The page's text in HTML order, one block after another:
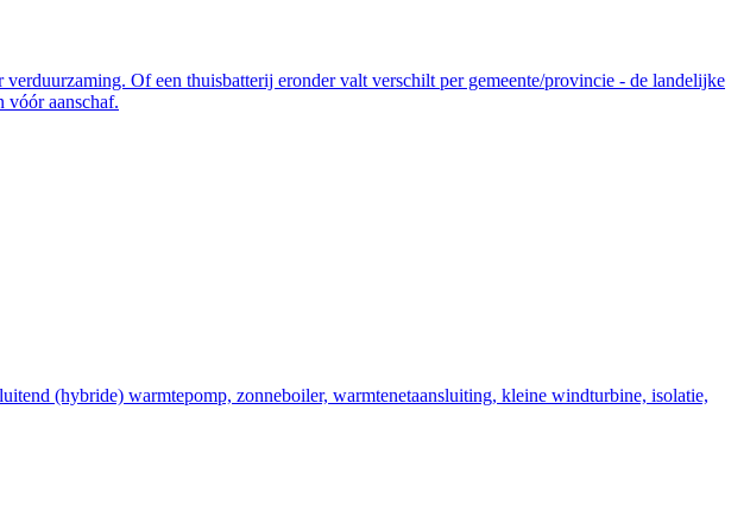
Of een thuisbatterij eronder valt verschilt per gemeente/provincie - de landelijke
vóór aanschaf.
(hybride) warmtepomp, zonneboiler, warmtenetaansluiting, kleine windturbine, isolatie,